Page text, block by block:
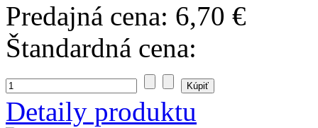
Predajná cena: 6,70 €
Štandardná cena:
Detaily produktu